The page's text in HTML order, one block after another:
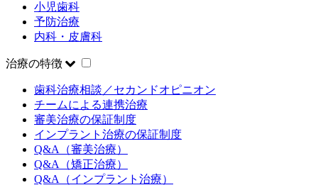
小児歯科
予防治療
内科・皮膚科
治療の特徴
歯科治療相談／セカンドオピニオン
チームによる連携治療
審美治療の保証制度
インプラント治療の保証制度
Q&A（審美治療）
Q&A（矯正治療）
Q&A（インプラント治療）